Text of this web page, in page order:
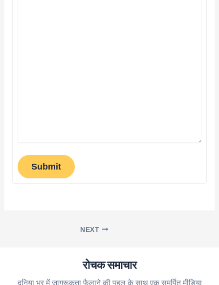
Submit
NEXT
रोचक समाचार
दुनिया भर में जागरूकता फैलाने की पहल के साथ एक समर्पित मीडिया